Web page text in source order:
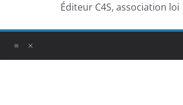
Éditeur C4S, association loi